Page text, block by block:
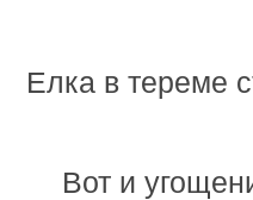
Елка в тереме
Вот и